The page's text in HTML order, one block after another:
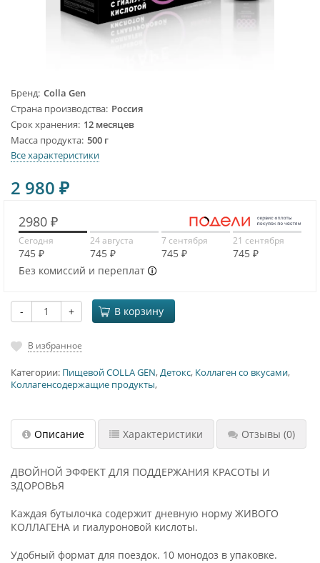
Бренд Colla Gen
Страна производства Россия
Срок хранения 12 месяцев
Масса продукта 500 г
Все характеристики
2 980 ₽
2980 ₽
Сегодня
745 ₽
24 августа
745 ₽
7 сентября
745 ₽
21 сентября
745 ₽
Без комиссий и переплат
- + В корзину
В избранное
Категории: Пищевой COLLA GEN,Детокс, Коллаген со вкусами,
Коллагенсодержащие продукты,
Описание Характеристики Отзывы (0)
ДВОЙНОЙ ЭФФЕКТ ДЛЯ ПОДДЕРЖАНИЯ КРАСОТЫ И
ЗДОРОВЬЯ
Каждая бутылочка содержит дневную норму ЖИВОГО
КОЛЛАГЕНА и гиалуроновой кислоты.
Удобный формат для поездок. 10 монодоз в упаковке.